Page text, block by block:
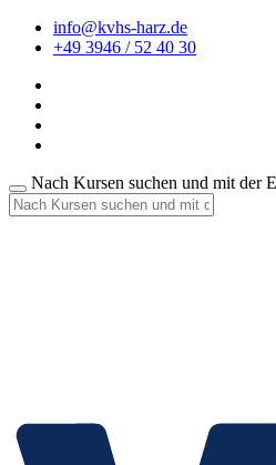
info@kvhs-harz.de
+49 3946 / 52 40 30
Nach Kursen suchen und mit der